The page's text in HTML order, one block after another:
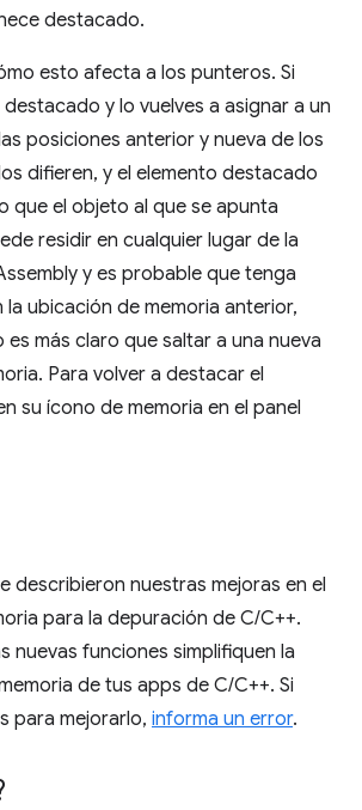
destacado.
esto afecta a los punteros. Si
y lo vuelves a asignar a un
posiciones anterior y nueva de los
difieren, y el elemento destacado
que el objeto al que se apunta
residir en cualquier lugar de la
y es probable que tenga
ubicación de memoria anterior,
más claro que saltar a una nueva
Para volver a destacar el
su ícono de memoria en el panel
describieron nuestras mejoras en el
para la depuración de C/C++.
nuevas funciones simplifiquen la
de tus apps de C/C++. Si
para mejorarlo, informa un error.